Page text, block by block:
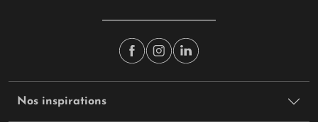
Nos inspirations